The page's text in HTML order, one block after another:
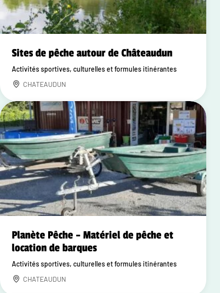
Sites de pêche autour de Châteaudun
Activités sportives, culturelles et formules itinérantes
CHATEAUDUN
Planète Pêche – Matériel de pêche et
location de barques
Activités sportives, culturelles et formules itinérantes
CHATEAUDUN